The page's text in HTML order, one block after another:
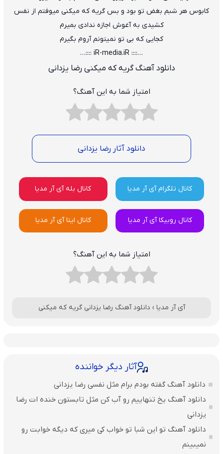
کابوس هر شبم بغض تو بود و بس گریه که میکنی میوفتم از نفس
کشیدی به آغوش اجازه ندادی بمیرم
کجایی که بی تو نمیتونم آروم بگیرم
…:::: iR-media.iR ::::…
دانلود آهنگ گریه که میکنی رضا یزدانی
امتیاز شما به این آهنگ؟
دانلود آثار رضا یزدانی
کانال تلگرام آی آر مدیا کانال بله آی آر مدیا
کانال روبیکا آی آر مدیا کانال ایتا آی آر مدیا
امتیاز شما به این آهنگ؟
آی آر مدیا › دانلود آهنگ رضا یزدانی گریه که میکنی
آثار دیگر خواننده
دانلود آهنگ گفته بودم برام مثل نفسی رضا یزدانی
دانلود آهنگ یخ تنهاییم رو آب کن مثل تابستون خنده ات رضا
یزدانی
دانلود آهنگ تو این شبا تو خواب کی میری که دیگه خوابت رو
نمیبینم